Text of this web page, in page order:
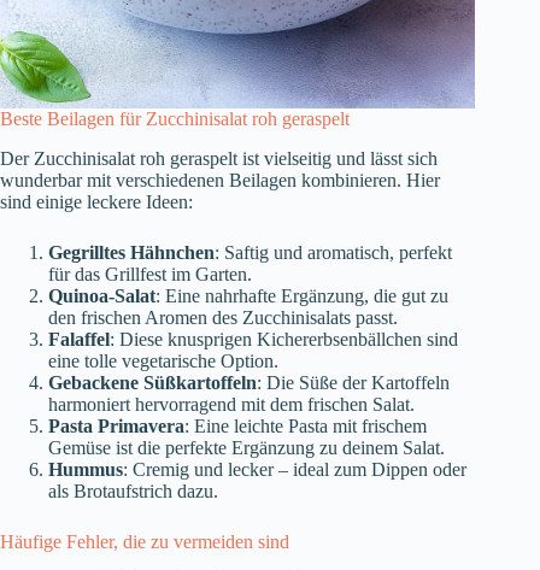
Beste Beilagen für Zucchinisalat roh geraspelt
Der Zucchinisalat roh geraspelt ist vielseitig und lässt sich
wunderbar mit verschiedenen Beilagen kombinieren. Hier
sind einige leckere Ideen:
Gegrilltes Hähnchen: Saftig und aromatisch, perfekt
für das Grillfest im Garten.
Quinoa-Salat: Eine nahrhafte Ergänzung, die gut zu
den frischen Aromen des Zucchinisalats passt.
Falaffel: Diese knusprigen Kichererbsenbällchen sind
eine tolle vegetarische Option.
Gebackene Süßkartoffeln: Die Süße der Kartoffeln
harmoniert hervorragend mit dem frischen Salat.
Pasta Primavera: Eine leichte Pasta mit frischem
Gemüse ist die perfekte Ergänzung zu deinem Salat.
Hummus: Cremig und lecker – ideal zum Dippen oder
als Brotaufstrich dazu.
Häufige Fehler, die zu vermeiden sind